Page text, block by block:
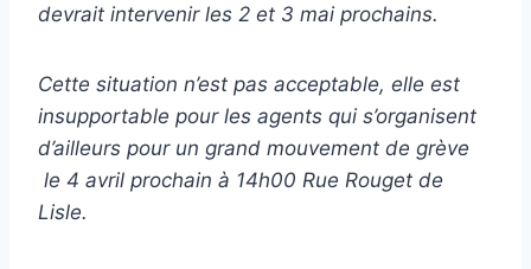
devrait intervenir les 2 et 3 mai prochains.
Cette situation n’est pas acceptable, elle est
insupportable pour les agents qui s’organisent
d’ailleurs pour un grand mouvement de grève
le 4 avril prochain à 14h00 Rue Rouget de
Lisle.